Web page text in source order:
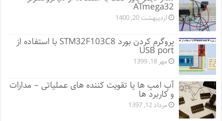
ATmega32
اردیبهشت 20, 1400
پروگرم کردن بورد STM32F103C8 با استفاده از
USB port
مهر 18, 1399
آپ امپ ها یا تقویت کننده های عملیاتی – مدارات
و کاربرد ها
مرداد 12, 1397